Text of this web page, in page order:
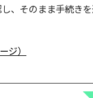
、そのまま手続き
ジ）